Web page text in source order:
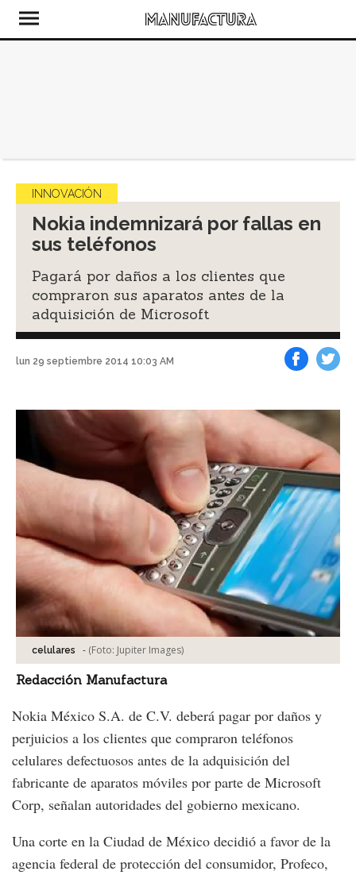
INNOVACIÓN
Nokia indemnizará por fallas en
sus teléfonos
Pagará por daños a los clientes que
compraron sus aparatos antes de la
adquisición de Microsoft
lun 29 septiembre 2014 10:03 AM
celulares - (Foto: Jupiter Images)
Redacción Manufactura
Nokia México S.A. de C.V. deberá pagar por daños y
perjuicios a los clientes que compraron teléfonos
celulares defectuosos antes de la adquisición del
fabricante de aparatos móviles por parte de Microsoft
Corp, señalan autoridades del gobierno mexicano.
Una corte en la Ciudad de México decidió a favor de la
agencia federal de protección del consumidor, Profeco,